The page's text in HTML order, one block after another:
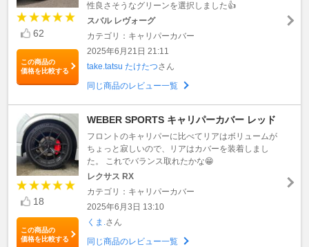
62
この商品の
価格を比較する
性良さそうなグリーンを選択しました👍
スバル レヴォーグ
カテゴリ：キャリパーカバー
2025年6月21日 21:11
take.tatsu たけたつさん
同じ商品のレビュー一覧
18
この商品の
価格を比較する
WEBER SPORTS キャリパーカバー レッド
フロントのキャリパーに比べてリアはボリュームが
ちょっと寂しいので、リアはカバーを装着しまし
た。 これでバランス取れたかな😁
レクサス RX
カテゴリ：キャリパーカバー
2025年6月3日 13:10
くま. さん
同じ商品のレビュー一覧